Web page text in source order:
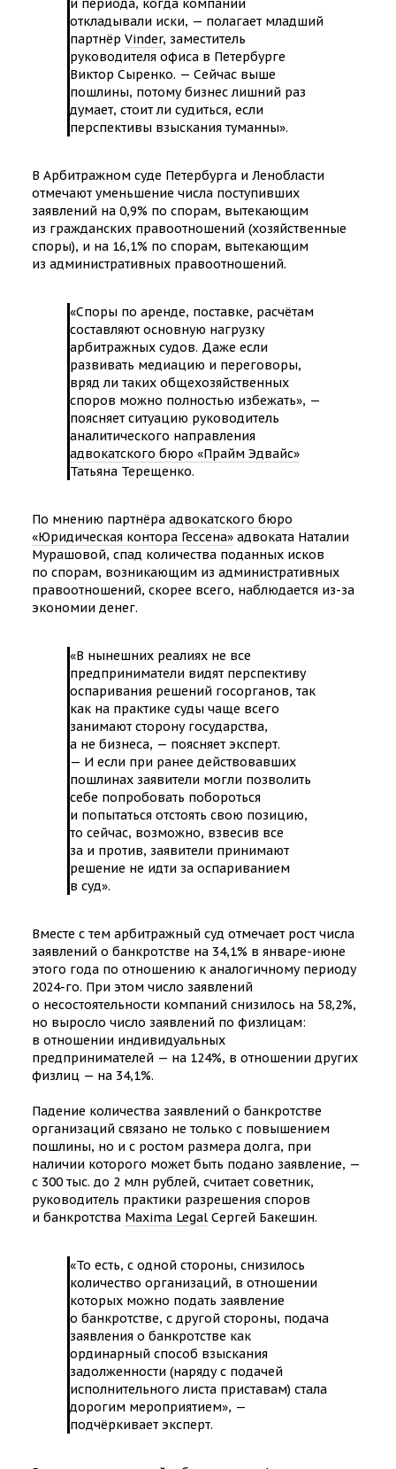
и периода, когда компании
откладывали иски, — полагает младший
партнёр Vinder, заместитель
руководителя офиса в Петербурге
Виктор Сыренко. — Сейчас выше
пошлины, потому бизнес лишний раз
думает, стоит ли судиться, если
перспективы взыскания туманны».
В Арбитражном суде Петербурга и Ленобласти
отмечают уменьшение числа поступивших
заявлений на 0,9% по спорам, вытекающим
из гражданских правоотношений (хозяйственные
споры), и на 16,1% по спорам, вытекающим
из административных правоотношений.
«Споры по аренде, поставке, расчётам
составляют основную нагрузку
арбитражных судов. Даже если
развивать медиацию и переговоры,
вряд ли таких общехозяйственных
споров можно полностью избежать», —
поясняет ситуацию руководитель
аналитического направления
адвокатского бюро «Прайм Эдвайс»
Татьяна Терещенко.
По мнению партнёра адвокатского бюро
«Юридическая контора Гессена»адвоката Наталии
Мурашовой, спад количества поданных исков
по спорам, возникающим из административных
правоотношений, скорее всего, наблюдается из-за
экономии денег.
«В нынешних реалиях не все
предприниматели видят перспективу
оспаривания решений госорганов, так
как на практике суды чаще всего
занимают сторону государства,
а не бизнеса, — поясняет эксперт.
— И если при ранее действовавших
пошлинах заявители могли позволить
себе попробовать побороться
и попытаться отстоять свою позицию,
то сейчас, возможно, взвесив все
за и против, заявители принимают
решение не идти за оспариванием
в суд».
Вместе с тем арбитражный суд отмечает рост числа
заявлений о банкротстве на 34,1% в январе-июне
этого года по отношению к аналогичному периоду
2024-го. При этом число заявлений
о несостоятельности компаний снизилось на 58,2%,
но выросло число заявлений по физлицам:
в отношении индивидуальных
предпринимателей — на 124%, в отношении других
физлиц — на 34,1%.
Падение количества заявлений о банкротстве
организаций связано не только с повышением
пошлины, но и с ростом размера долга, при
наличии которого может быть подано заявление, —
с 300 тыс. до 2 млн рублей, считает советник,
руководитель практики разрешения споров
и банкротства Maxima LegalСергей Бакешин.
«То есть, с одной стороны, снизилось
количество организаций, в отношении
которых можно подать заявление
о банкротстве, с другой стороны, подача
заявления о банкротстве как
ординарный способ взыскания
задолженности (наряду с подачей
исполнительного листа приставам) стала
дорогим мероприятием», —
подчёркивает эксперт.